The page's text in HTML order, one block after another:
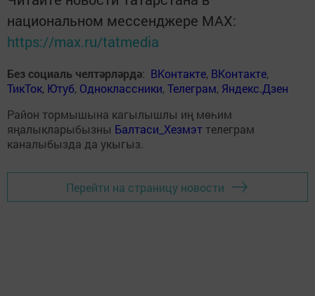
национальном мессенджере MАХ:
https://max.ru/tatmedia
Без социаль челтәрләрдә: ВКонтакте, ВКонтакте,
ТикТок, Ютуб, Одноклассники,Телеграм, Яндекс.Дзен
Район тормышына кагылышлы иң мөһим
яңалыкларыбызны Балтаси_Хезмэт телеграм
каналыбызда да укыгыз.
Перейти на страницу новости